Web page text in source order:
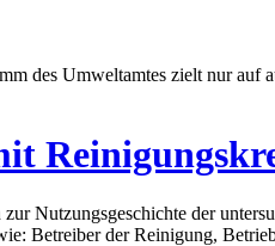
des Umweltamtes zielt nur auf
Nutzungsgeschichte der
Betreiber der Reinigung,